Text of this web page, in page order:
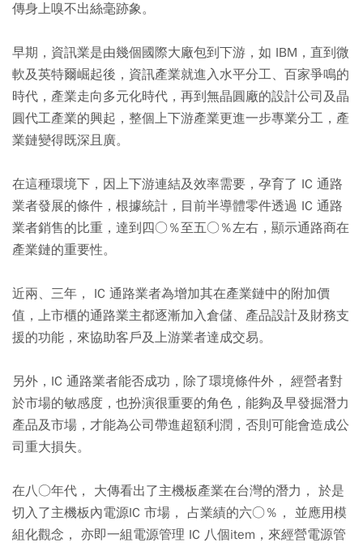
傳身上嗅不出絲毫跡象。
早期，資訊業是由幾個國際大廠包到下游，如 IBM，直到微
軟及英特爾崛起後，資訊產業就進入水平分工、百家爭鳴的
時代，產業走向多元化時代，再到無晶圓廠的設計公司及晶
圓代工產業的興起，整個上下游產業更進一步專業分工，產
業鏈變得既深且廣。
在這種環境下，因上下游連結及效率需要，孕育了 IC 通路
業者發展的條件，根據統計，目前半導體零件透過 IC 通路
業者銷售的比重，達到四○％至五○％左右，顯示通路商在
產業鏈的重要性。
近兩、三年， IC 通路業者為增加其在產業鏈中的附加價
值，上市櫃的通路業主都逐漸加入倉儲、產品設計及財務支
援的功能，來協助客戶及上游業者達成交易。
另外，IC 通路業者能否成功，除了環境條件外， 經營者對
於市場的敏感度，也扮演很重要的角色，能夠及早發掘潛力
產品及市場，才能為公司帶進超額利潤，否則可能會造成公
司重大損失。
在八○年代， 大傳看出了主機板產業在台灣的潛力， 於是
切入了主機板內電源IC 市場， 占業績的六○％， 並應用模
組化觀念， 亦即一組電源管理 IC 八個item，來經營電源管